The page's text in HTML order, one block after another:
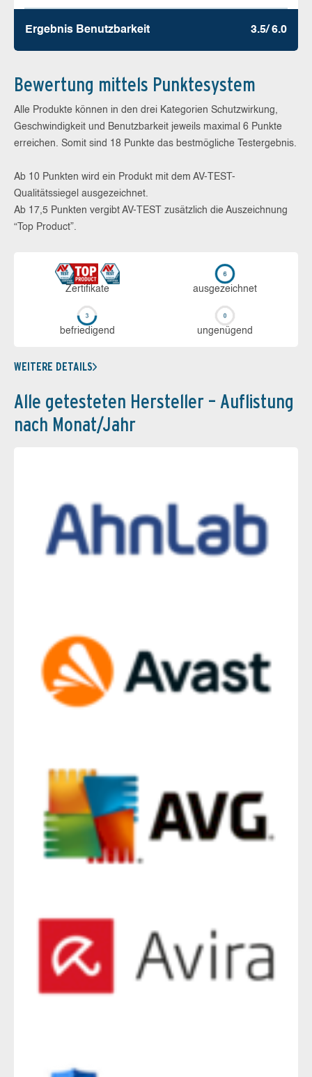
Ergebnis Benutz­barkeit 3.5/ 6.0
Bewertung mittels Punktesystem
Alle Produkte können in den drei Kategorien Schutzwirkung,
Geschwindigkeit und Benutzbarkeit jeweils maximal 6 Punkte
erreichen. Somit sind 18 Punkte das bestmögliche Testergebnis.
Ab 10 Punkten wird ein Produkt mit dem AV-TEST-
Qualitätssiegel ausgezeichnet.
Ab 17,5 Punkten vergibt AV-TEST zusätzlich die Auszeichnung
“Top Product”.
Zerti­fikate aus­ge­zeich­net
be­frie­di­gend un­ge­nü­gend
WEITERE DETAILS
Alle getesteten Hersteller – Auflistung
nach Monat/Jahr